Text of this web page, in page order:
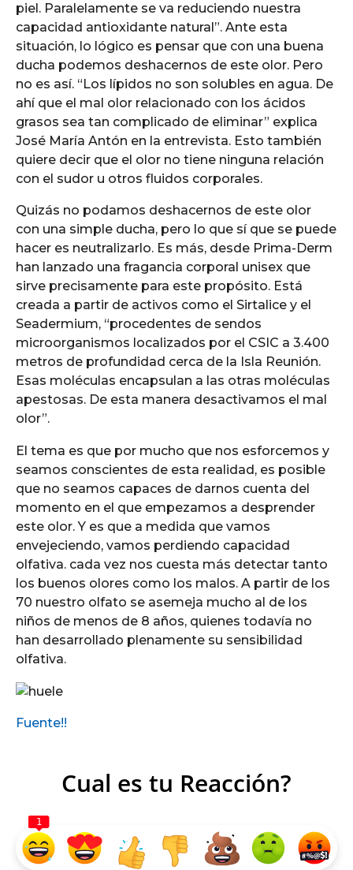
piel. Paralelamente se va reduciendo nuestra
capacidad antioxidante natural”. Ante esta
situación, lo lógico es pensar que con una buena
ducha podemos deshacernos de este olor. Pero
no es así. “Los lípidos no son solubles en agua. De
ahí que el mal olor relacionado con los ácidos
grasos sea tan complicado de eliminar” explica
José María Antón en la entrevista. Esto también
quiere decir que el olor no tiene ninguna relación
con el sudor u otros fluidos corporales.
Quizás no podamos deshacernos de este olor
con una simple ducha, pero lo que sí que se puede
hacer es neutralizarlo. Es más, desde Prima-Derm
han lanzado una fragancia corporal unisex que
sirve precisamente para este propósito. Está
creada a partir de activos como el Sirtalice y el
Seadermium, “procedentes de sendos
microorganismos localizados por el CSIC a 3.400
metros de profundidad cerca de la Isla Reunión.
Esas moléculas encapsulan a las otras moléculas
apestosas. De esta manera desactivamos el mal
olor”.
El tema es que por mucho que nos esforcemos y
seamos conscientes de esta realidad, es posible
que no seamos capaces de darnos cuenta del
momento en el que empezamos a desprender
este olor. Y es que a medida que vamos
envejeciendo, vamos perdiendo capacidad
olfativa. cada vez nos cuesta más detectar tanto
los buenos olores como los malos. A partir de los
70 nuestro olfato se asemeja mucho al de los
niños de menos de 8 años, quienes todavía no
han desarrollado plenamente su sensibilidad
olfativa.
Fuente!!
Cual es tu Reacción?
1